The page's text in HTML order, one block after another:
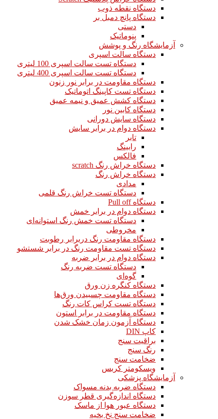
دستگاه نقطه ذوب
دستگاه پانچ دمبل بر
دستی
پنوماتیک
آزمایشگاه رنگ و پوشش
دستگاه سالت اسپری
دستگاه تست سالت اسپری 100 لیتری
دستگاه تست سالت اسپری 400 لیتری
دستگاه مقاومت در برابر نور زنون
دستگاه تست کاپینگ اتوماتیک
دستگاه کشش عمیق و نیمه عمیق
دستگاه کابین نور
دستگاه سایش دورانی
دستگاه دوام در برابر سایش
تابر
رابینگ
فالکس
دستگاه خراش رنگ scratch
دستگاه خراش رنگ
مدادی
دستگاه تست خراش رنگ قلمی
دستگاه Pull off
دستگاه دوام در برابر خمش
دستگاه تست خمش رنگ استوانه‌ای
مخروطی
دستگاه مقاومت رنگ دربرابر رطوبت
دستگاه تست مقاومت رنگ در برابر شستشو
دستگاه دوام در برابر ضربه
دستگاه تست ضربه رنگ
گوه‌ای
دستگاه کنگره زن ورق
دستگاه مقاومت چسبیدن ورق‌ها
دستگاه تست کراس کات رنگ
دستگاه مقاومت در برابر استون
دستگاه آزمون زمان خشک شدن
کاپ DIN
براقیت سنج
رنگ سنج
ضخامت سنج
ویسکومتر کربس
آزمایشگاه پزشکی
دستگاه ضربه بدنه مسواک
دستگاه اندازه‌گیری قطر سوزن
دستگاه عبور هوا از ماسک
ضخامت سنج نخ بخیه